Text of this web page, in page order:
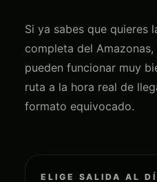
Si ya sabes que quieres
completa del
pueden funcionar muy
ruta a la hora real de
formato equivocado.
ELIGE SALIDA AL